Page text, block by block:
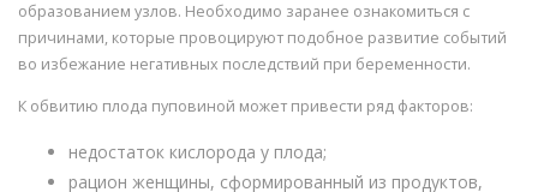
образованием узлов. Необходимо заранее ознакомиться с
причинами, которые провоцируют подобное развитие событий
во избежание негативных последствий при беременности.
К обвитию плода пуповиной может привести ряд факторов:
недостаток кислорода у плода;
рацион женщины, сформированный из продуктов,